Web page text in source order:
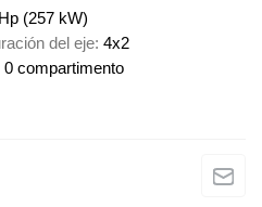
(257 kW)
del eje 4x2
0 compartimento